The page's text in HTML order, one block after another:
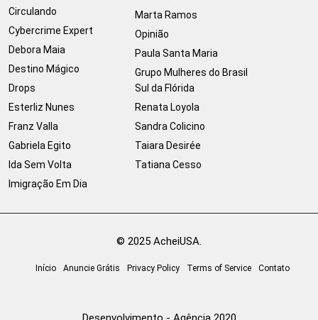
Circulando
Cybercrime Expert
Debora Maia
Destino Mágico
Drops
Esterliz Nunes
Franz Valla
Gabriela Egito
Ida Sem Volta
Imigração Em Dia
Marta Ramos
Opinião
Paula Santa Maria
Grupo Mulheres do Brasil
Sul da Flórida
Renata Loyola
Sandra Colicino
Taiara Desirée
Tatiana Cesso
© 2025 AcheiUSA.
Início Anuncie Grátis Privacy Policy Terms of Service Contato